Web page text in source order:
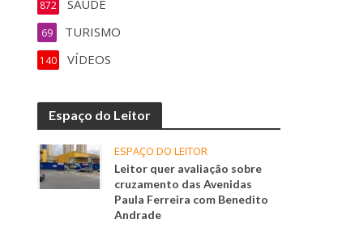
SAÚDE
872
TURISMO
69
VÍDEOS
140
Espaço do Leitor
ESPAÇO DO LEITOR
Leitor quer avaliação sobre
cruzamento das Avenidas
Paula Ferreira com Benedito
Andrade